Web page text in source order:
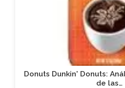
Donuts Dunkin' Donuts:
de las…